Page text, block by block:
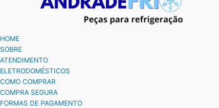
HOME
SOBRE
ATENDIMENTO
ELETRODOMÉSTICOS
COMO COMPRAR
COMPRA SEGURA
FORMAS DE PAGAMENTO